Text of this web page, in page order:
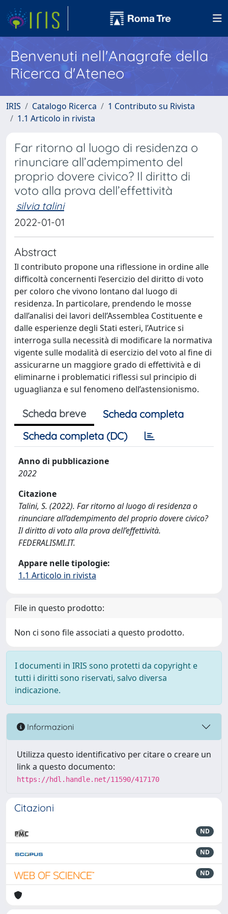
Benvenuti nell'Anagrafe della
Ricerca d'Ateneo
IRIS Catalogo Ricerca
1 Contributo su Rivista
1.1 Articolo in rivista
Far ritorno al luogo di residenza o
rinunciare all’adempimento del
proprio dovere civico? Il diritto di
voto alla prova dell’effettività
silvia talini
2022-01-01
Abstract
Il contributo propone una riflessione in ordine alle
difficoltà concernenti l’esercizio del diritto di voto
per coloro che vivono lontano dal luogo di
residenza. In particolare, prendendo le mosse
dall’analisi dei lavori dell’Assemblea Costituente e
dalle esperienze degli Stati esteri, l’Autrice si
interroga sulla necessità di modificare la normativa
vigente sulle modalità di esercizio del voto al fine di
assicurarne un maggiore grado di effettività e di
eliminarne i problematici riflessi sul principio di
uguaglianza e sul fenomeno dell’astensionismo.
Scheda breve
Scheda completa
Scheda completa (DC)
Anno di pubblicazione
2022
Citazione
Talini, S. (2022). Far ritorno al luogo di residenza o
rinunciare all’adempimento del proprio dovere civico?
Il diritto di voto alla prova dell’effettività.
FEDERALISMI.IT.
Appare nelle tipologie:
1.1 Articolo in rivista
File in questo prodotto:
Non ci sono file associati a questo prodotto.
I documenti in IRIS sono protetti da copyright e
tutti i diritti sono riservati, salvo diversa
indicazione.
Informazioni
Utilizza questo identificativo per citare o creare un
link a questo documento:
https://hdl.handle.net/11590/417170
Citazioni
ND
ND
ND